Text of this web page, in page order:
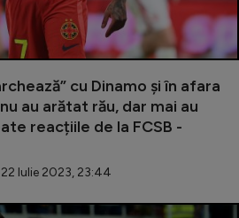
cu Dinamo și în afara
au arătat rău, dar mai au
reacțiile de la FCSB -
Iulie 2023, 23:44